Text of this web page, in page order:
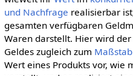
und Nachfrage realisierbar
gesamten verfügbaren
Waren darstellt. Hier wird der
Geldes zugleich zum
Wert eines Produkts vor, wie